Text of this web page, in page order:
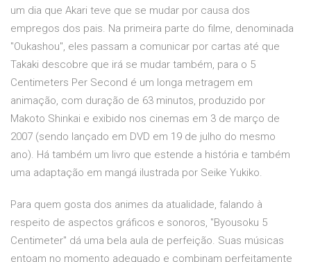
um dia que Akari teve que se mudar por causa dos
empregos dos pais. Na primeira parte do filme, denominada
"Oukashou", eles passam a comunicar por cartas até que
Takaki descobre que irá se mudar também, para o 5
Centimeters Per Second é um longa metragem em
animação, com duração de 63 minutos, produzido por
Makoto Shinkai e exibido nos cinemas em 3 de março de
2007 (sendo lançado em DVD em 19 de julho do mesmo
ano). Há também um livro que estende a história e também
uma adaptação em mangá ilustrada por Seike Yukiko.
Para quem gosta dos animes da atualidade, falando à
respeito de aspectos gráficos e sonoros, "Byousoku 5
Centimeter" dá uma bela aula de perfeição. Suas músicas
entoam no momento adequado e combinam perfeitamente